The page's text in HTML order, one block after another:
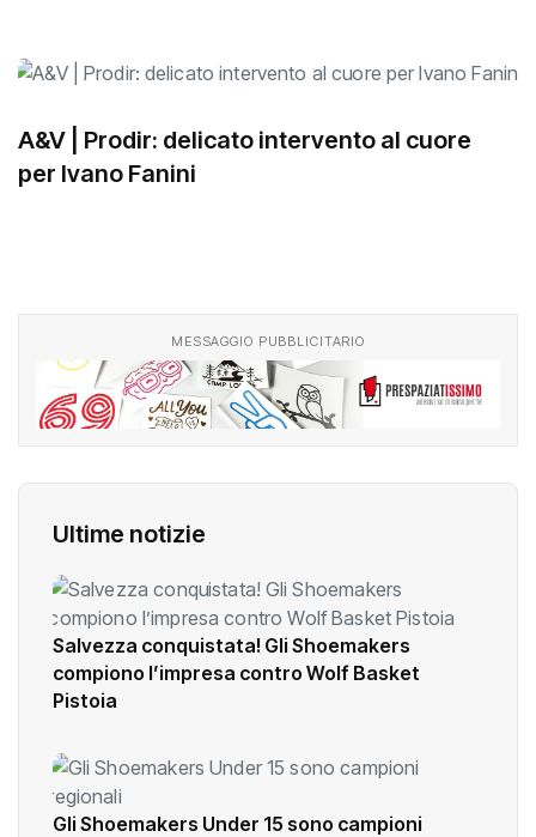
A&V | Prodir: delicato intervento al cuore
per Ivano Fanini
MESSAGGIO PUBBLICITARIO
Ultime notizie
Salvezza conquistata! Gli Shoemakers
compiono l’impresa contro Wolf Basket
Pistoia
Gli Shoemakers Under 15 sono campioni